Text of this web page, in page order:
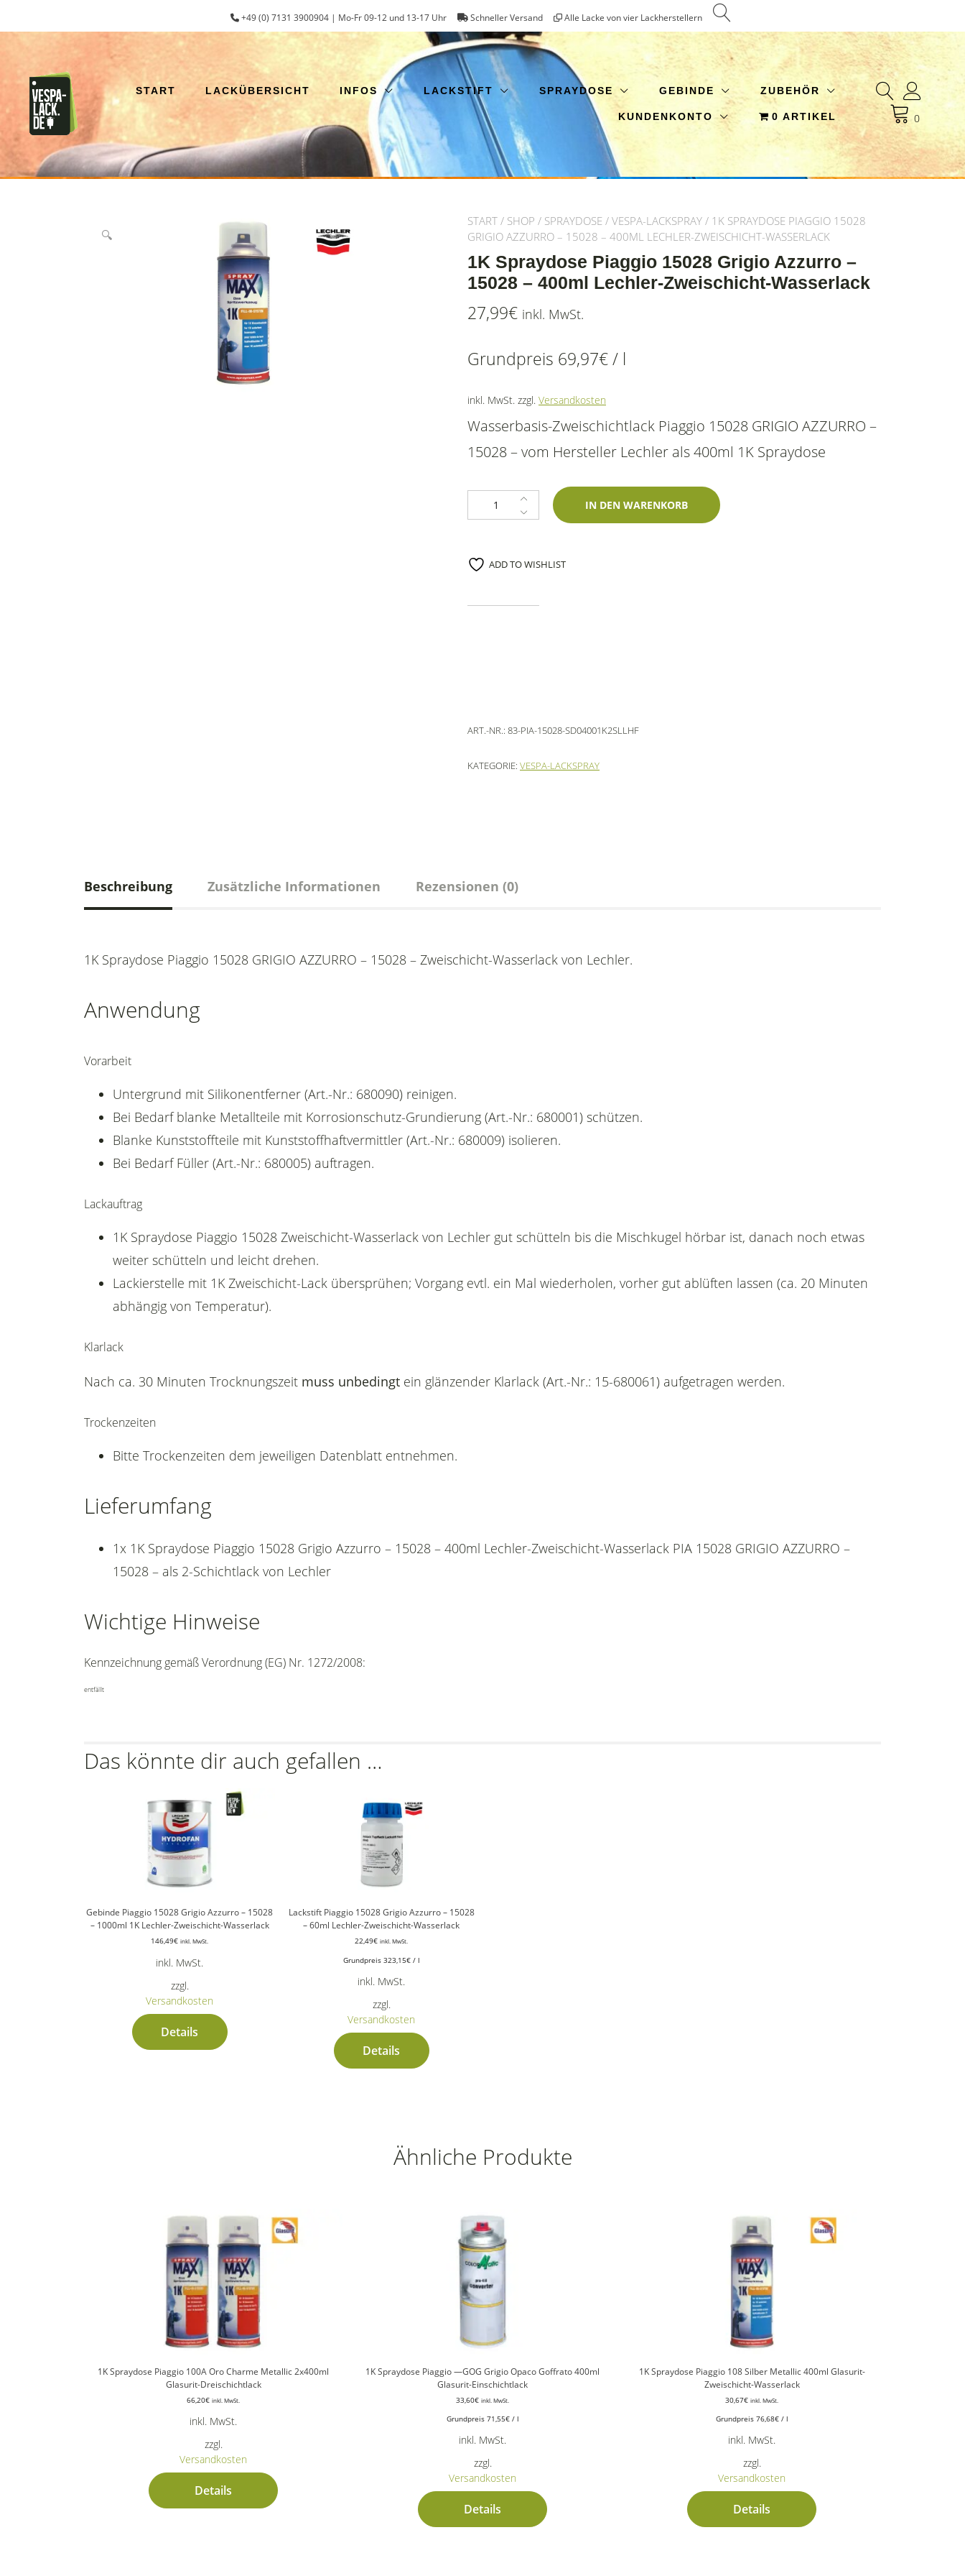
+49 (0) 7131 3900904 | Mo-Fr 09-12 und 13-17 Uhr Schneller Versand Alle Lacke von vier Lackherstellern
START LACKÜBERSICHT INFOS LACKSTIFT SPRAYDOSE GEBINDE ZUBEHÖR
KUNDENKONTO 0 ARTIKEL 0
🔍
START / SHOP / SPRAYDOSE / VESPA-LACKSPRAY / 1K SPRAYDOSE PIAGGIO 15028
GRIGIO AZZURRO – 15028 – 400ML LECHLER-ZWEISCHICHT-WASSERLACK
1K Spraydose Piaggio 15028 Grigio Azzurro –
15028 – 400ml Lechler-Zweischicht-Wasserlack
27,99€ inkl. MwSt.
Grundpreis 69,97€/ l
inkl. MwSt. zzgl. Versandkosten
Wasserbasis-Zweischichtlack Piaggio 15028 GRIGIO AZZURRO –
15028 – vom Hersteller Lechler als 400ml 1K Spraydose
1K Spraydose Piaggio 15028 Grigio Azzurro - 15028 - 400ml Lechler-Zweischicht-Wasserlack
IN DEN WARENKORB
ADD TO WISHLIST
ART.-NR.: 83-PIA-15028-SD04001K2SLLHF
KATEGORIE: VESPA-LACKSPRAY
Beschreibung Zusätzliche Informationen Rezensionen (0)
1K Spraydose Piaggio 15028 GRIGIO AZZURRO – 15028 – Zweischicht-Wasserlack von Lechler.
Anwendung
Vorarbeit
Untergrund mit Silikonentferner (Art.-Nr.: 680090) reinigen.
Bei Bedarf blanke Metallteile mit Korrosionschutz-Grundierung (Art.-Nr.: 680001) schützen.
Blanke Kunststoffteile mit Kunststoffhaftvermittler (Art.-Nr.: 680009) isolieren.
Bei Bedarf Füller (Art.-Nr.: 680005) auftragen.
Lackauftrag
1K Spraydose Piaggio 15028 Zweischicht-Wasserlack von Lechler gut schütteln bis die Mischkugel hörbar ist, danach noch etwas
weiter schütteln und leicht drehen.
Lackierstelle mit 1K Zweischicht-Lack übersprühen; Vorgang evtl. ein Mal wiederholen, vorher gut ablüften lassen (ca. 20 Minuten
abhängig von Temperatur).
Klarlack
Nach ca. 30 Minuten Trocknungszeit muss unbedingt ein glänzender Klarlack (Art.-Nr.: 15-680061) aufgetragen werden.
Trockenzeiten
Bitte Trockenzeiten dem jeweiligen Datenblatt entnehmen.
Lieferumfang
1x 1K Spraydose Piaggio 15028 Grigio Azzurro – 15028 – 400ml Lechler-Zweischicht-Wasserlack PIA 15028 GRIGIO AZZURRO –
15028 – als 2-Schichtlack von Lechler
Wichtige Hinweise
Kennzeichnung gemäß Verordnung (EG) Nr. 1272/2008:
entfällt
Das könnte dir auch gefallen …
Gebinde Piaggio 15028 Grigio Azzurro – 15028
– 1000ml 1K Lechler-Zweischicht-Wasserlack
146,49€ inkl. MwSt.
inkl. MwSt.
zzgl.
Versandkosten
Details
Lackstift Piaggio 15028 Grigio Azzurro – 15028
– 60ml Lechler-Zweischicht-Wasserlack
22,49€ inkl. MwSt.
Grundpreis 323,15€/ l
inkl. MwSt.
zzgl.
Versandkosten
Details
Ähnliche Produkte
1K Spraydose Piaggio 100A Oro Charme Metallic 2x400ml
Glasurit-Dreischichtlack
66,20€ inkl. MwSt.
inkl. MwSt.
zzgl.
Versandkosten
Details
1K Spraydose Piaggio —GOG Grigio Opaco Goffrato 400ml
Glasurit-Einschichtlack
33,60€ inkl. MwSt.
Grundpreis 71,55€/ l
inkl. MwSt.
zzgl.
Versandkosten
Details
1K Spraydose Piaggio 108 Silber Metallic 400ml Glasurit-
Zweischicht-Wasserlack
30,67€ inkl. MwSt.
Grundpreis 76,68€/ l
inkl. MwSt.
zzgl.
Versandkosten
Details